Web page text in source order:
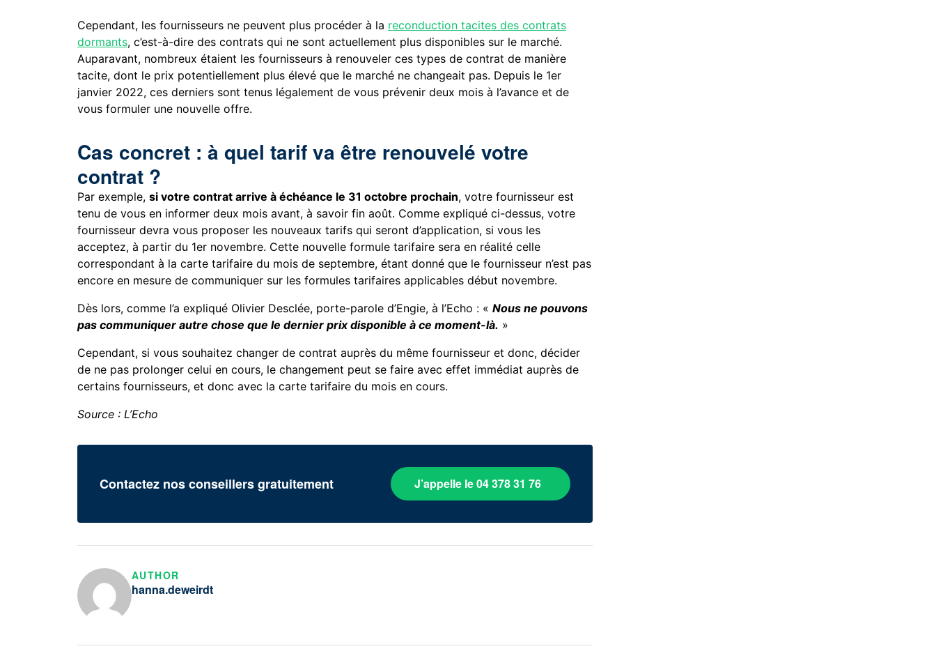
Cependant, les fournisseurs ne peuvent plus procéder à la reconduction tacites des contrats
dormants, c’est-à-dire des contrats qui ne sont actuellement plus disponibles sur le marché.
Auparavant, nombreux étaient les fournisseurs à renouveler ces types de contrat de manière
tacite, dont le prix potentiellement plus élevé que le marché ne changeait pas. Depuis le 1er
janvier 2022, ces derniers sont tenus légalement de vous prévenir deux mois à l’avance et de
vous formuler une nouvelle offre.
Cas concret : à quel tarif va être renouvelé votre
contrat ?
Par exemple,si votre contrat arrive à échéance le 31 octobre prochain, votre fournisseur est
tenu de vous en informer deux mois avant, à savoir fin août. Comme expliqué ci-dessus, votre
fournisseur devra vous proposer les nouveaux tarifs qui seront d’application, si vous les
acceptez, à partir du 1er novembre. Cette nouvelle formule tarifaire sera en réalité celle
correspondant à la carte tarifaire du mois de septembre, étant donné que le fournisseur n’est pas
encore en mesure de communiquer sur les formules tarifaires applicables début novembre.
Dès lors, comme l’a expliqué Olivier Desclée, porte-parole d’Engie, à l’Echo : «Nous ne pouvons
pas communiquer autre chose que le dernier prix disponible à ce moment-là. »
Cependant, si vous souhaitez changer de contrat auprès du même fournisseur et donc, décider
de ne pas prolonger celui en cours, le changement peut se faire avec effet immédiat auprès de
certains fournisseurs, et donc avec la carte tarifaire du mois en cours.
Source : L’Echo
Contactez nos conseillers gratuitement J’appelle le 04 378 31 76
AUTHOR
hanna.deweirdt